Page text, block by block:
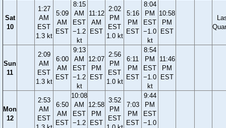
Sat
10
1:27
AM
EST
1.3 kt
5:09
AM
EST
8:15
AM
EST
−1.2
kt
11:12
AM
EST
2:02
PM
EST
1.0 kt
5:16
PM
EST
8:04
PM
EST
−1.0
kt
10:58
PM
EST
Sun
11
2:09
AM
EST
1.3 kt
6:00
AM
EST
9:13
AM
EST
−1.2
kt
12:07
PM
EST
2:56
PM
EST
1.0 kt
6:11
PM
EST
8:54
PM
EST
−1.0
kt
11:46
PM
EST
Mon
12
2:53
AM
EST
6:50
AM
EST
10:08
AM
EST
−1.2
12:58
PM
EST
3:52
PM
EST
7:03
PM
EST
9:44
PM
EST
−1.0